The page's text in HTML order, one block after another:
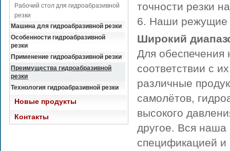
Рабочий стол для гидроабразивной
резки
Машина для гидроабразивной резки
Особенности гидроабразивной
резки
Применение гидроабразивной резки
Преимущества гидроабразивной
резки
Технология гидроабразивной резки
Новые продукты
Контакты
точности резки
6. Наши режущие
Широкий
Для обеспечения
соответствии с
различные
самолётов,
высокого
другое. Вся наша
спецификацией